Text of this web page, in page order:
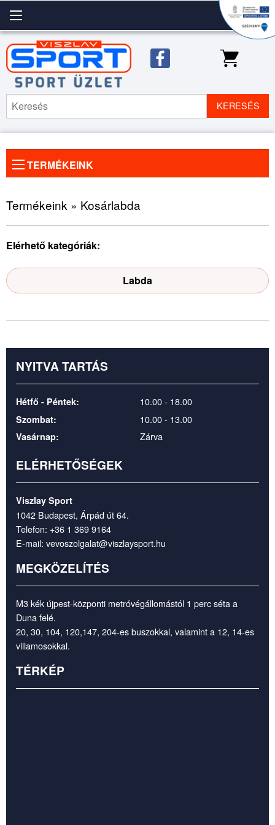
KERESÉS
TERMÉKEINK
kép
Termékeink » Kosárlabda
Elérhető kategóriák:
Labda
NYITVA TARTÁS
Hétfő - Péntek: 10.00 - 18.00
Szombat: 10.00 - 13.00
Vasárnap: Zárva
ELÉRHETŐSÉGEK
Viszlay Sport
1042 Budapest, Árpád út 64.
Telefon: +36 1 369 9164
E-mail: vevoszolgalat@viszlaysport.hu
MEGKÖZELÍTÉS
M3 kék újpest-központi metróvégállomástól 1 perc séta a
Duna felé.
20, 30, 104, 120,147, 204-es buszokkal, valamint a 12, 14-es
villamosokkal.
TÉRKÉP